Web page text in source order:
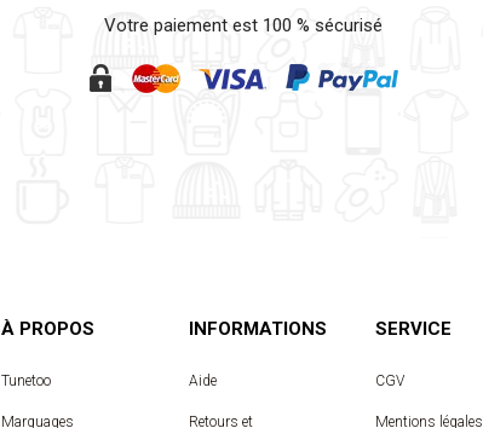
Votre paiement est 100 % sécurisé
À PROPOS
Tunetoo
Marquages
INFORMATIONS
Aide
Retours et
SERVICE
CGV
Mentions légales